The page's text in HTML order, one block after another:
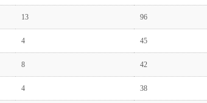
13 96
4 45
8 42
4 38